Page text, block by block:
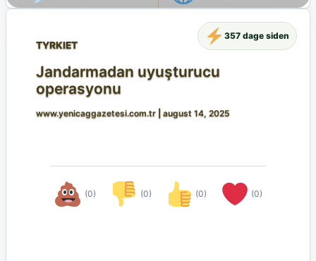
TYRKIET
Jandarmadan uyuşturucu
operasyonu
www.yenicaggazetesi.com.tr august 14, 2025
(0) (0) (0) (0)
357 dage siden